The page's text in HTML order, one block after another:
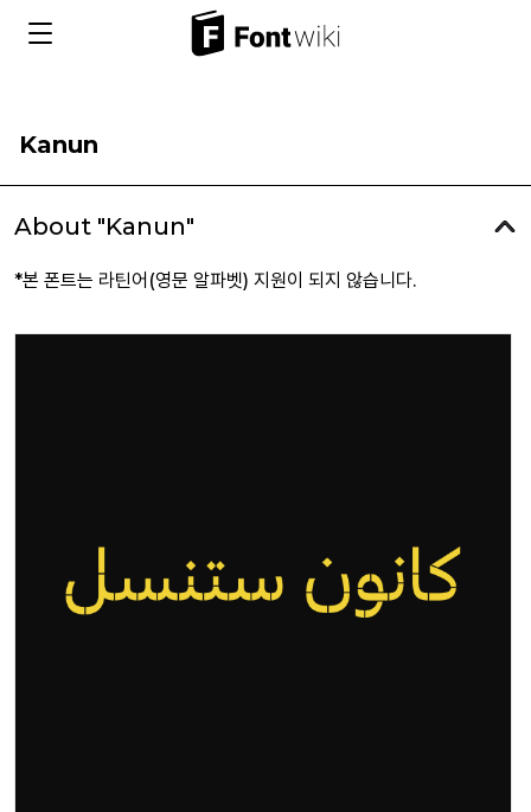
Kanun
About "Kanun"
*본 폰트는 라틴어(영문 알파벳) 지원이 되지 않습니다.